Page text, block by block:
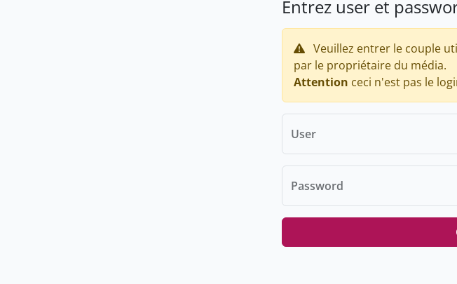
Entrez user et
Veuillez entrer le couple
par le propriétaire du média.
Attention ceci n'est pas le
User
Password